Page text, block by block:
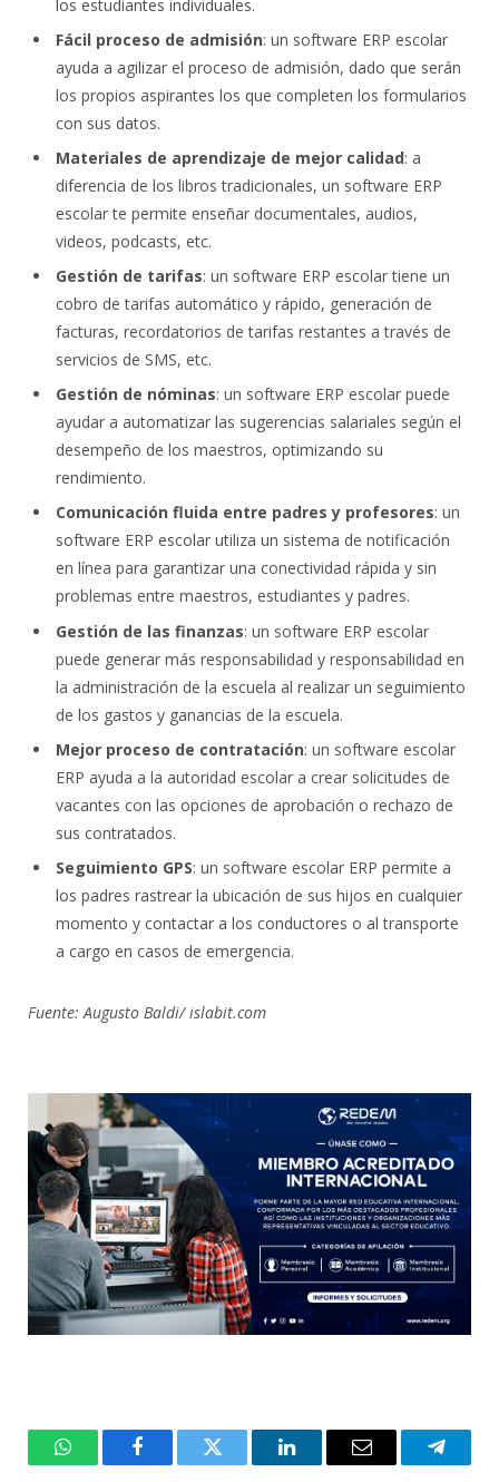
los estudiantes individuales.
Fácil proceso de admisión: un software ERP escolar
ayuda a agilizar el proceso de admisión, dado que serán
los propios aspirantes los que completen los formularios
con sus datos.
Materiales de aprendizaje de mejor calidad: a
diferencia de los libros tradicionales, un software ERP
escolar te permite enseñar documentales, audios,
videos, podcasts, etc.
Gestión de tarifas: un software ERP escolar tiene un
cobro de tarifas automático y rápido, generación de
facturas, recordatorios de tarifas restantes a través de
servicios de SMS, etc.
Gestión de nóminas: un software ERP escolar puede
ayudar a automatizar las sugerencias salariales según el
desempeño de los maestros, optimizando su
rendimiento.
Comunicación fluida entre padres y profesores: un
software ERP escolar utiliza un sistema de notificación
en línea para garantizar una conectividad rápida y sin
problemas entre maestros, estudiantes y padres.
Gestión de las finanzas: un software ERP escolar
puede generar más responsabilidad y responsabilidad en
la administración de la escuela al realizar un seguimiento
de los gastos y ganancias de la escuela.
Mejor proceso de contratación: un software escolar
ERP ayuda a la autoridad escolar a crear solicitudes de
vacantes con las opciones de aprobación o rechazo de
sus contratados.
Seguimiento GPS: un software escolar ERP permite a
los padres rastrear la ubicación de sus hijos en cualquier
momento y contactar a los conductores o al transporte
a cargo en casos de emergencia.
Fuente: Augusto Baldi/ islabit.com
WhatsAppFacebookTwitter LinkedInEmail